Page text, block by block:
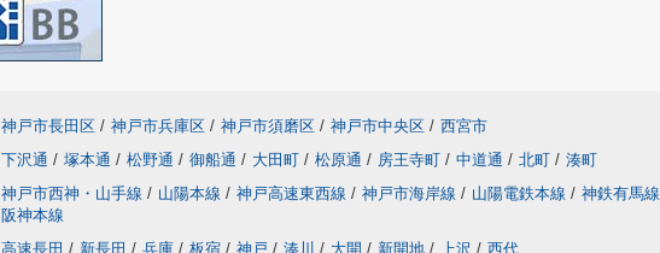
神戸市長田区 / 神戸市兵庫区 / 神戸市須磨区 / 神戸市中央区 / 西宮市
下沢通 / 塚本通 / 松野通 / 御船通 / 大田町 / 松原通 / 房王寺町 / 中道通 / 北町 / 湊町
神戸市西神・山手線 / 山陽本線 / 神戸高速東西線 / 神戸市海岸線 / 山陽電鉄本線 / 神鉄有馬線
阪神本線
高速長田 / 新長田 / 兵庫 / 板宿 / 神戸 / 湊川 / 大開 / 新開地 / 上沢 / 西代